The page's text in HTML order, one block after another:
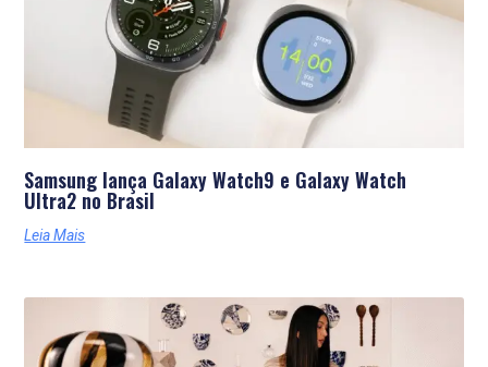
Samsung lança Galaxy Watch9 e Galaxy Watch
Ultra2 no Brasil
Leia Mais